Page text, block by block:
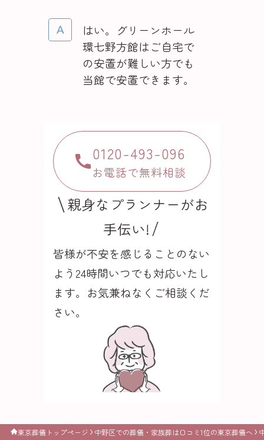
はい。グリーンホール
環七野方館はご自宅で
の安置が難しい方でも
当館で安置できます。
親身なプランナーがお
手伝い!
皆様が不安を感じることのない
よう24時間いつでも対応いたし
ます。お気兼ねなくご相談くだ
さい。
0120-493-096
お電話で無料相談
東京葬儀トップページ 中野区での葬儀・家族葬は口コミ1位の東京葬儀へ